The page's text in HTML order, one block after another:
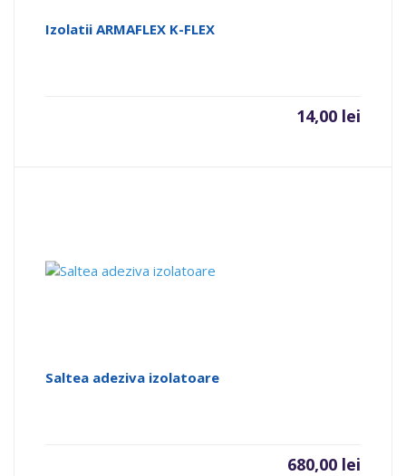
Izolatii ARMAFLEX K-FLEX
14,00 lei
Saltea adeziva izolatoare
680,00 lei